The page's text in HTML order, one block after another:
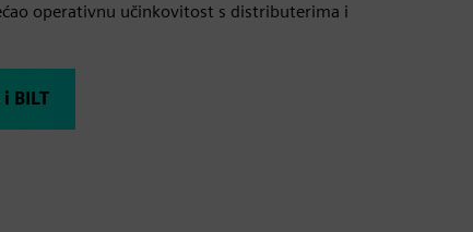
operativnu učinkovitost s distributerima i
BILT